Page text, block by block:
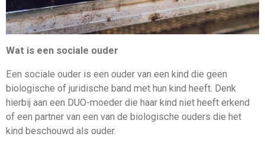
Wat is een sociale ouder
Een sociale ouder is een ouder van een kind die geen
biologische of juridische band met hun kind heeft. Denk
hierbij aan een DUO-moeder die haar kind niet heeft erkend
of een partner van een van de biologische ouders die het
kind beschouwd als ouder.